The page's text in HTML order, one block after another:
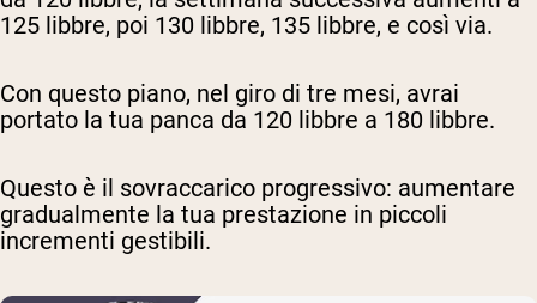
125 libbre, poi 130 libbre, 135 libbre, e così via.
Con questo piano, nel giro di tre mesi, avrai
portato la tua panca da 120 libbre a 180 libbre.
Questo è il sovraccarico progressivo: aumentare
gradualmente la tua prestazione in piccoli
incrementi gestibili.